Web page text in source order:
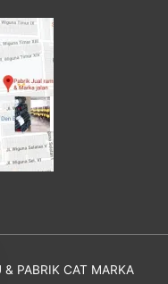
& PABRIK CAT MARKA